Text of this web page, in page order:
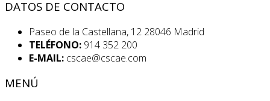
DATOS DE CONTACTO
Paseo de la Castellana, 12 28046 Madrid
TELÉFONO: 914 352 200
E-MAIL: cscae@cscae.com
MENÚ